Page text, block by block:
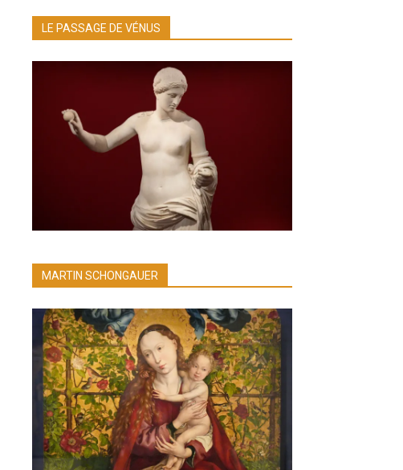
LE PASSAGE DE VÉNUS
MARTIN SCHONGAUER